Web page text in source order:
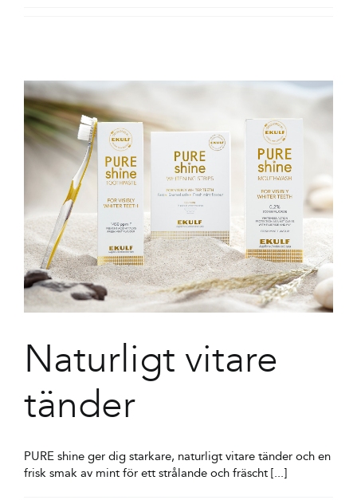
FÖR FÖRETAG
Naturligt vitare
tänder
PURE shine ger dig starkare, naturligt vitare tänder och en
frisk smak av mint för ett strålande och fräscht [...]